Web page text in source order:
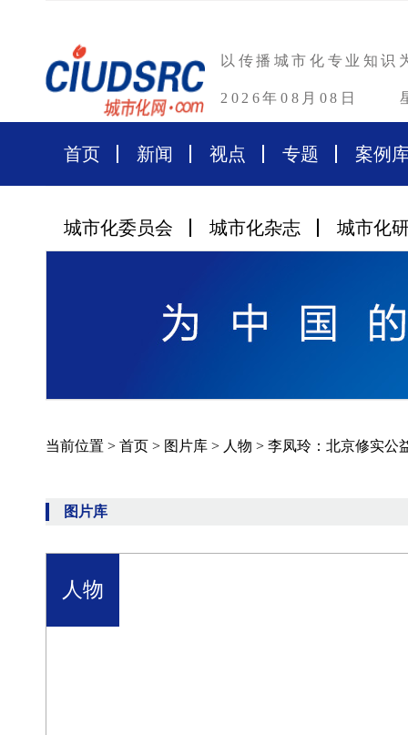
以传播城市化专业知识
2026年08月08日
首页 新闻 视点 专题 案例
城市化委员会 城市化杂志 城市化
当前位置 > 首页 > 图片库 > 人物 > 李凤玲：北京修实公
图片库
人物